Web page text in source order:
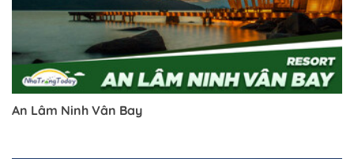
Trở về trang trước đó
An Lâm Ninh Vân Bay